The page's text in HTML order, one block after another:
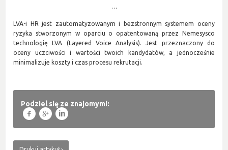
…
LVA-i HR jest zautomatyzowanym i bezstronnym systemem oceny
ryzyka stworzonym w oparciu o opatentowaną przez Nemesysco
technologię LVA (Layered Voice Analysis). Jest przeznaczony do
oceny uczciwości i wartości twoich kandydatów, a jednocześnie
minimalizuje koszty i czas procesu rekrutacji.
Podziel się ze znajomymi:
f g l